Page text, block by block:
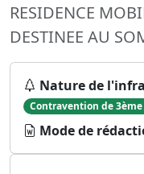
RESIDENCE
DESTINEE AU
Nature de
Contravention de 3ème
Mode de